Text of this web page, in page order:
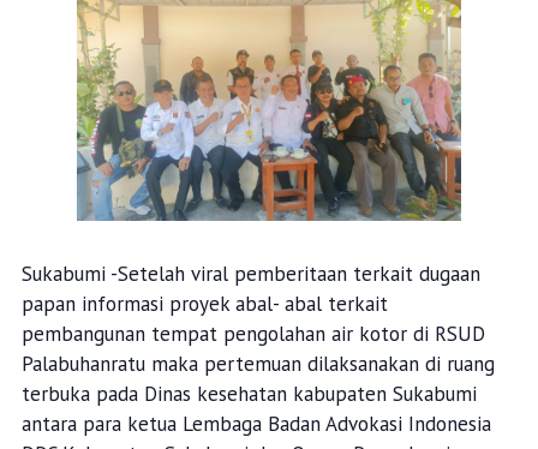
Sukabumi -Setelah viral pemberitaan terkait dugaan
papan informasi proyek abal- abal terkait
pembangunan tempat pengolahan air kotor di RSUD
Palabuhanratu maka pertemuan dilaksanakan di ruang
terbuka pada Dinas kesehatan kabupaten Sukabumi
antara para ketua Lembaga Badan Advokasi Indonesia